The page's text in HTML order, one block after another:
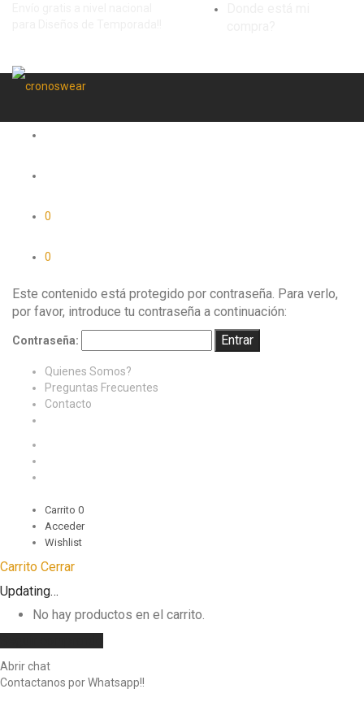
0
0
Este contenido está protegido por contraseña. Para verlo,
por favor, introduce tu contraseña a continuación:
Contraseña:
Quienes Somos?
Preguntas Frecuentes
Contacto
Carrito 0
Acceder
Wishlist
Carrito Cerrar
Updating…
No hay productos en el carrito.
Abrir chat
Contactanos por Whatsapp!!